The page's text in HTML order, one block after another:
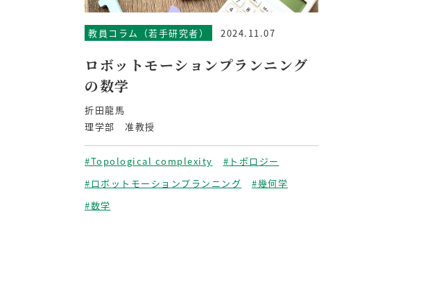
教員コラム（若手研究者） 2024.11.07
ロボットモーションプランニング
の数学
折田龍馬
理学部 准教授
#Topological complexity
#トポロジー
#ロボットモーションプランニング
#幾何学
#数学